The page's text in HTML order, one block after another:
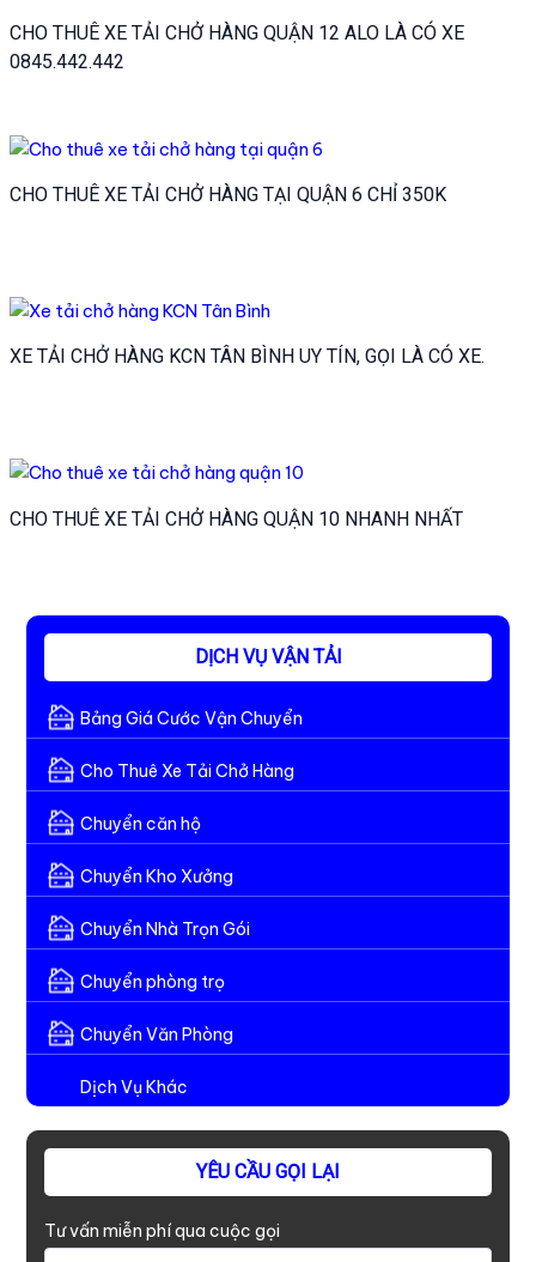
CHO THUÊ XE TẢI CHỞ HÀNG QUẬN 12 ALO LÀ CÓ XE
0845.442.442
CHO THUÊ XE TẢI CHỞ HÀNG TẠI QUẬN 6 CHỈ 350K
XE TẢI CHỞ HÀNG KCN TÂN BÌNH UY TÍN, GỌI LÀ CÓ XE.
CHO THUÊ XE TẢI CHỞ HÀNG QUẬN 10 NHANH NHẤT
DỊCH VỤ VẬN TẢI
Bảng Giá Cước Vận Chuyển
Cho Thuê Xe Tải Chở Hàng
Chuyển căn hộ
Chuyển Kho Xưởng
Chuyển Nhà Trọn Gói
Chuyển phòng trọ
Chuyển Văn Phòng
Dịch Vụ Khác
YÊU CẦU GỌI LẠI
Tư vấn miễn phí qua cuộc gọi